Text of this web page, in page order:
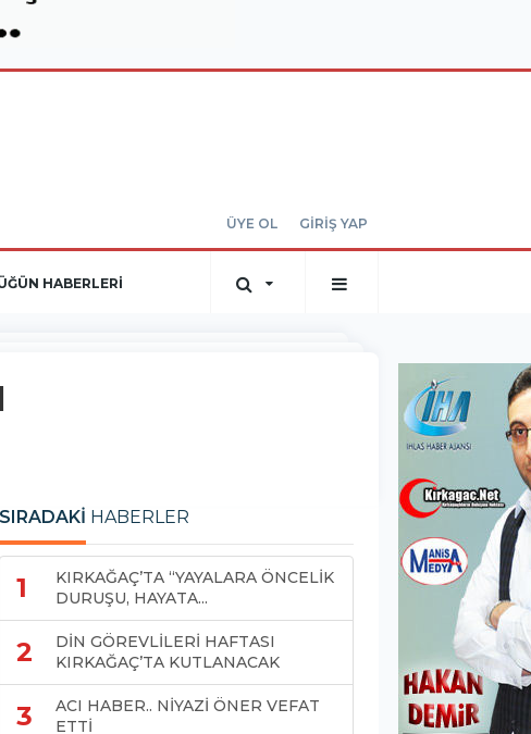
ÜYE OL GİRİŞ YAP
HABERLERİ
SIRADAKİ HABERLER
1
KIRKAĞAÇ’TA “YAYALARA ÖNCELİK
DURUŞU, HAYATA...
2
DİN GÖREVLİLERİ HAFTASI
KIRKAĞAÇ’TA KUTLANACAK
3
ACI HABER.. NİYAZİ ÖNER VEFAT
ETTİ